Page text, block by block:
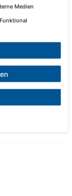
der Pumpe sind
Die alten
Medien
Funktional